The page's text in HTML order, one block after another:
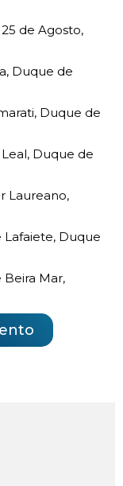
de Agosto,
Duque de
Duque de
Duque de
Laureano,
Lafaiete, Duque
Mar,